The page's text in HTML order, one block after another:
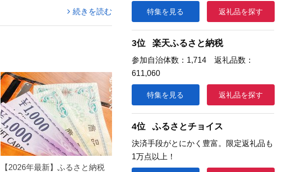
続きを読む
【2026年最新】ふるさと納税
特集を見る 返礼品を探す
3位 楽天ふるさと納税
参加自治体数：1,714 返礼品数：
611,060
特集を見る 返礼品を探す
4位 ふるさとチョイス
決済手段がとにかく豊富。限定返礼品も
1万点以上！